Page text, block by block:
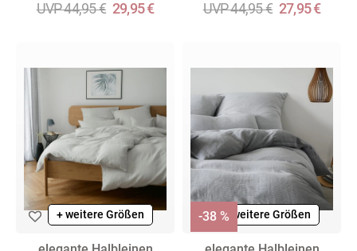
UVP 44,95 € 29,95 € UVP 44,95 € 27,95 €
+ weitere Größen + weitere Größen
-38 %